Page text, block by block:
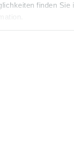
finden Sie
Rekonstruktive und